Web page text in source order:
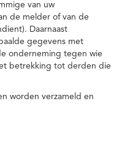
van uw
de melder of van de
Daarnaast
gegevens met
onderneming tegen wie
betrekking tot derden die
worden verzameld en